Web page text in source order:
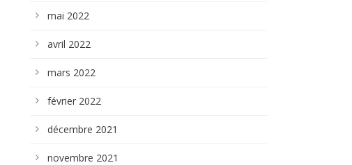
mai 2022
avril 2022
mars 2022
février 2022
décembre 2021
novembre 2021